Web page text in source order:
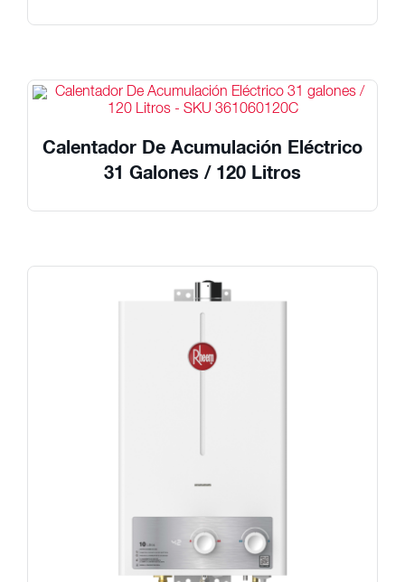
Calentador De Acumulación Eléctrico
31 Galones / 120 Litros